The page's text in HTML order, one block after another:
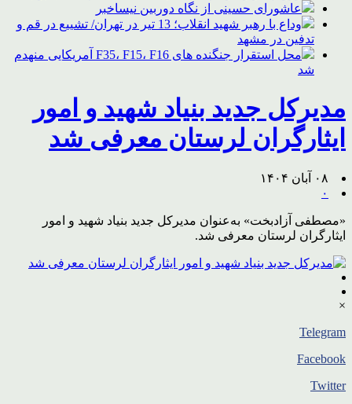
عاشورای حسینی از نگاه دوربین نیساخبر
وداع با رهبر شهید انقلاب؛ 13 تیر در تهران/ تشییع در قم و
تدفین در مشهد
محل استقرار جنگنده های F35، F15، F16 آمریکایی منهدم
شد
مدیرکل جدید بنیاد شهید و امور
ایثارگران لرستان معرفی شد
۰۸ آبان ۱۴۰۴
۰
«مصطفی آزادبخت» به‌عنوان مدیرکل جدید بنیاد شهید و امور
ایثارگران لرستان معرفی شد.
×
Telegram
Facebook
Twitter